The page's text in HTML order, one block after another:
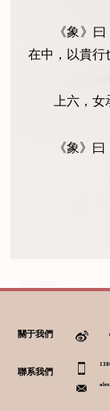
《象》
在中，以貴行
上六，
《象》
關于我們
聯系我們